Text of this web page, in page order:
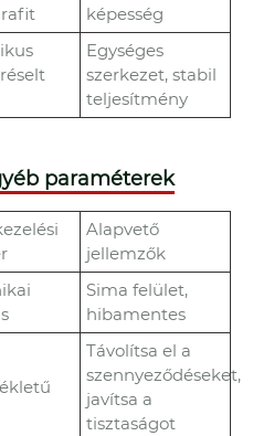
képesség
Egységes
szerkezet, stabil
teljesítmény
paraméterek
Alapvető
jellemzők
Sima felület,
hibamentes
Távolítsa el a
szennyeződéseket,
javítsa a
tisztaságot